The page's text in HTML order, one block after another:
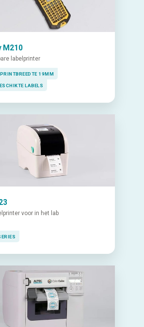
M210
labelprinter
19MM
LABELS
voor in het lab